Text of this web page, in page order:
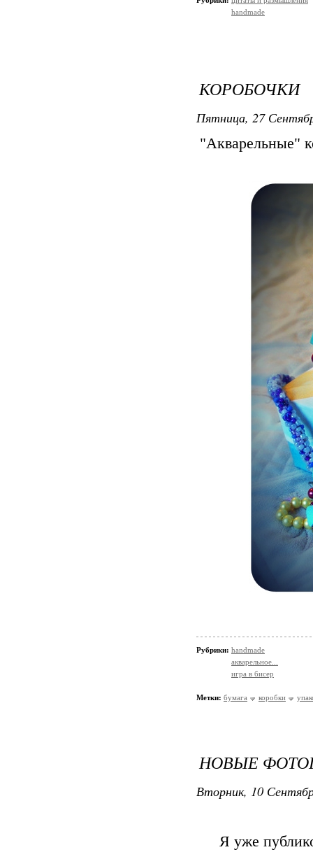
handmade
КОРОБОЧКИ
Пятница, 27
"Акварельные"
Рубрики: handmade
акварельное...
игра в бисер
Метки: бумага коробки
НОВЫЕ
Вторник, 10
Я уже